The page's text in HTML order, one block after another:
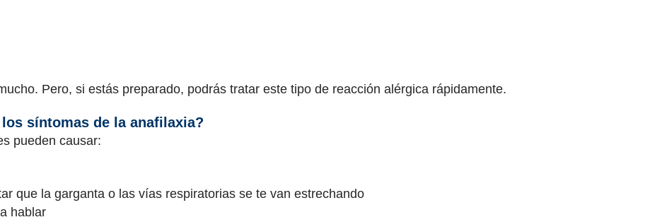
Pero, si estás preparado, podrás tratar este tipo de reacción alérgica rápidamente.
síntomas de la anafilaxia?
pueden causar:
que la garganta o las vías respiratorias se te van estrechando
hablar